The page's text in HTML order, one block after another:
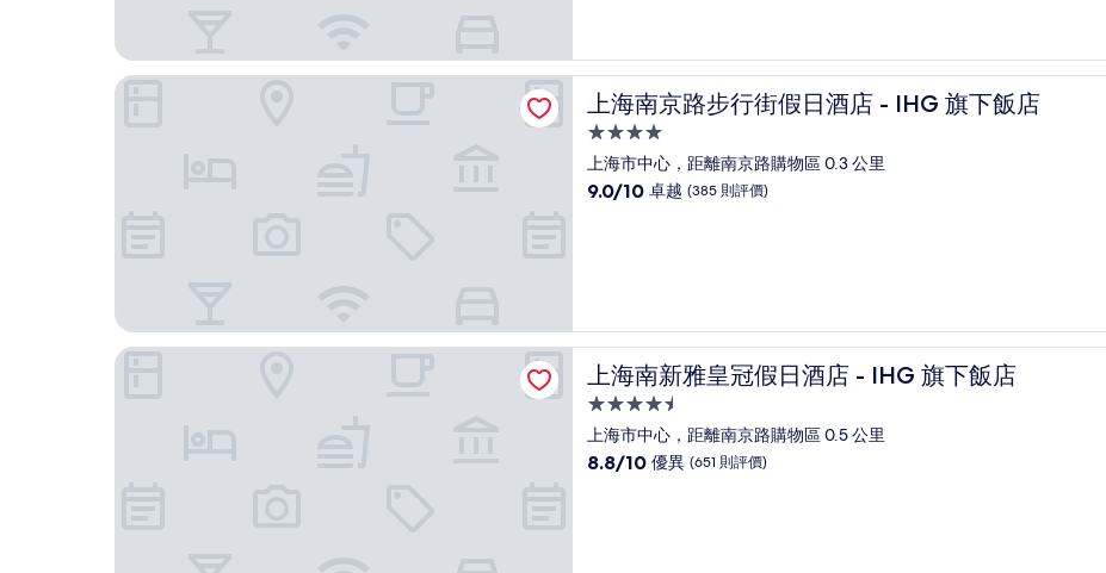
優
異，
(1,001
則
評
價)
篇
上海南京路步行街假日酒店 - IHG 旗下飯店
上海南京路步行街假日酒店 - IHG 旗下飯店
4.0
星
級
上海市中心，距離南京路購物區 0.3 公里
9.0
卓
越，
(385
則
評
價)
篇
9.0/10 卓越 (385 則評價)
上海南京路步行街假日酒店 - IHG 旗下飯店
上海南新雅皇冠假日酒店 - IHG 旗下飯店
上海南新雅皇冠假日酒店 - IHG 旗下飯店
4.5
星
級
上海市中心，距離南京路購物區 0.5 公里
8.8
8.8/10 優異 (651 則評價)
上海南新雅皇冠假日酒店 - IHG 旗下飯店